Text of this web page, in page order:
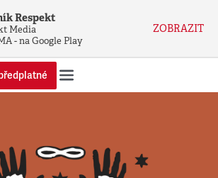
Respekt
Media
- na Google Play
ZOBRAZIT